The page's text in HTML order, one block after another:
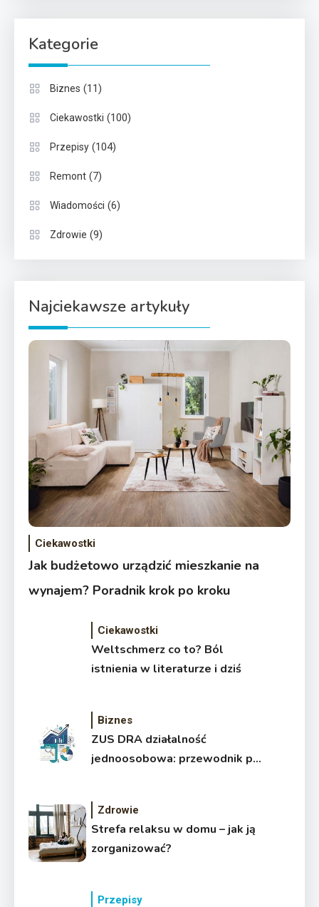
Kategorie
Biznes (11)
Ciekawostki (100)
Przepisy (104)
Remont (7)
Wiadomości (6)
Zdrowie (9)
Najciekawsze artykuły
Ciekawostki
Jak budżetowo urządzić mieszkanie na
wynajem? Poradnik krok po kroku
Ciekawostki
Weltschmerz co to? Ból
istnienia w literaturze i dziś
Biznes
ZUS DRA działalność
jednoosobowa: przewodnik po
Zdrowie
Strefa relaksu w domu – jak ją
zorganizować?
Przepisy